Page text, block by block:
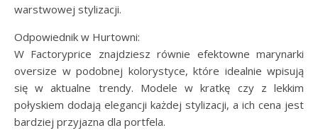
warstwowej stylizacji.
Odpowiednik w Hurtowni:
W Factoryprice znajdziesz równie efektowne marynarki
oversize w podobnej kolorystyce, które idealnie wpisują
się w aktualne trendy. Modele w kratkę czy z lekkim
połyskiem dodają elegancji każdej stylizacji, a ich cena jest
bardziej przyjazna dla portfela.